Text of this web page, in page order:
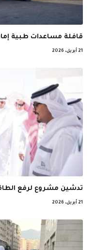
قافلة مساعدات طبية
21 أبريل، 2026
تدشين مشروع لرفع
21 أبريل، 2026